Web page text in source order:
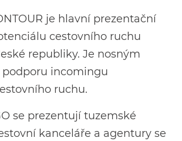
je hlavní prezentační
cestovního ruchu
republiky. Je nosným
incomingu
ruchu.
se prezentují tuzemské
kanceláře a agentury se